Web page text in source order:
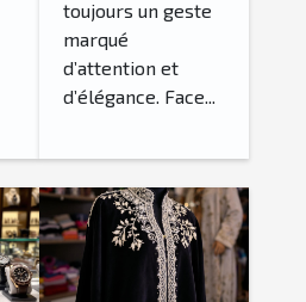
toujours un geste
marqué
d’attention et
d’élégance. Face...